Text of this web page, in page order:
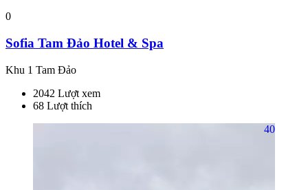
0
Sofia Tam Đảo Hotel & Spa
Khu 1 Tam Đảo
2042 Lượt xem
68 Lượt thích
40